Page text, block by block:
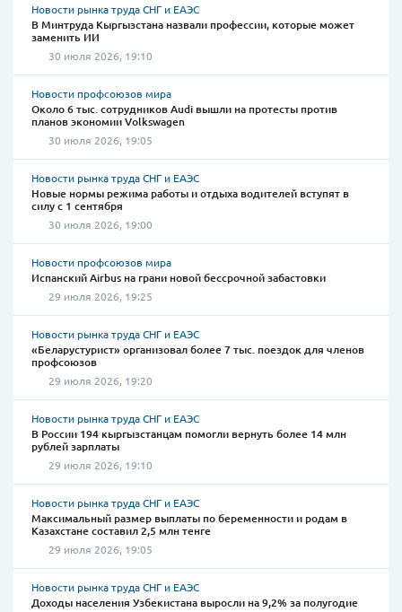
Новости рынка труда СНГ и ЕАЭС
В Минтруда Кыргызстана назвали профессии, которые может
заменить ИИ
30 июля 2026, 19:10
Новости профсоюзов мира
Около 6 тыс. сотрудников Audi вышли на протесты против
планов экономии Volkswagen
30 июля 2026, 19:05
Новости рынка труда СНГ и ЕАЭС
Новые нормы режима работы и отдыха водителей вступят в
силу с 1 сентября
30 июля 2026, 19:00
Новости профсоюзов мира
Испанский Airbus на грани новой бессрочной забастовки
29 июля 2026, 19:25
Новости рынка труда СНГ и ЕАЭС
«Беларустурист» организовал более 7 тыс. поездок для членов
профсоюзов
29 июля 2026, 19:20
Новости рынка труда СНГ и ЕАЭС
В России 194 кыргызстанцам помогли вернуть более 14 млн
рублей зарплаты
29 июля 2026, 19:10
Новости рынка труда СНГ и ЕАЭС
Максимальный размер выплаты по беременности и родам в
Казахстане составил 2,5 млн тенге
29 июля 2026, 19:05
Новости рынка труда СНГ и ЕАЭС
Доходы населения Узбекистана выросли на 9,2% за полугодие